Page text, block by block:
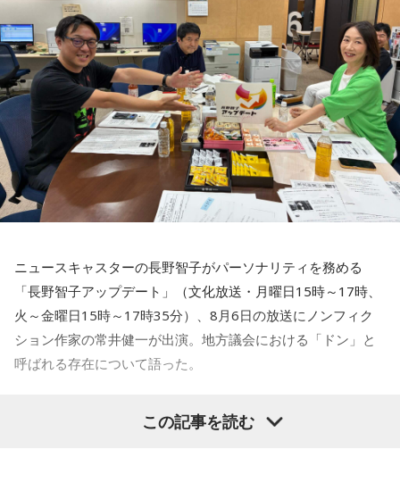
賀喜：大阪公演2日目の私は、横結びみたいなサイドテールに
してみたんです。それがリスナーちゃんも意図せずというか
お揃いだったんだね！ うれしい～！
私も生まれたところが大阪なので、大阪でのライブは特別な
んですよ。家族や親戚も観に来てくれていて、それもうれし
かったから頑張れたし、「551」も食べたし（笑）。あと、
たこ焼きも「りくろーおじさんの店」のチーズケーキも食べ
た！
それに、いつも大阪でライブをするとき、私の親戚の皆さん
がぶどうの差し入れをしてくれるの。それも食べた！ メンバ
大阪公演の前の日もお仕事だったんですけど、そのお仕事が
終わったらすぐ大阪に帰って、ちょっとだけ（愛猫の）まろ
んにも会えたんですよ。それで、その次の日にライブをし
て、家族が観に来てくれて、帰ったという大阪ライフでした
ね。
「551の豚まんがあるとき？ ないとき？」っていうCMがある
ニュースキャスターの長野智子がパーソナリティを務める
「長野智子アップデート」（文化放送・月曜日15時～17時、
火～金曜日15時～17時35分）、8月6日の放送にノンフィク
ション作家の常井健一が出演。地方議会における「ドン」と
呼ばれる存在について語った。
鈴木敏夫（文化放送解説委員）
「福岡県議会で浮上した、議
長ポストをめぐる現金授受疑惑です。その渦中にいる藏内勇
この記事を読む